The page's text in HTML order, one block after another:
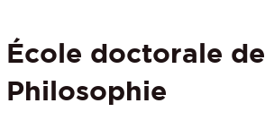
École doctorale de
Philosophie